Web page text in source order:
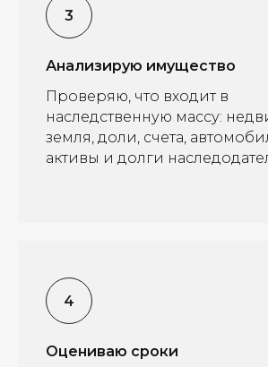
Анализирую имущество
Проверяю, что входит в
наследственную массу:
земля, доли, счета,
активы и долги
Оцениваю сроки